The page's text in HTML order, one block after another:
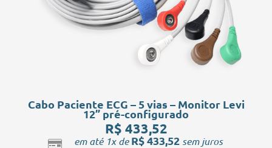
Cabo Paciente ECG – 5 vias – Monitor Levi
12” pré-configurado
R$ 433,52
em até 1x deR$433,52sem juros